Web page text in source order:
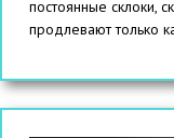
постоянные склоки,
продлевают только